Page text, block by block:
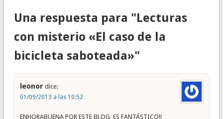
Una respuesta para "Lecturas
con misterio «El caso de la
bicicleta saboteada»"
leonor dice:
01/09/2013 a las 10:52
ENHORABUENA POR ESTE BLOG, ES FANTÁSTICO!!